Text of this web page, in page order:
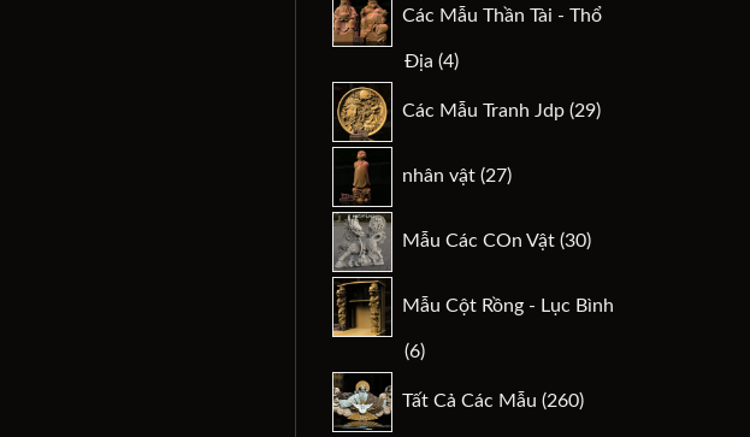
Các Mẫu Thần Tài - Thổ
Địa 44
phẩm
Các Mẫu Tranh Jdp 29
sản
nhân vật 27
sản
Mẫu Các COn Vật 30
sản
Mẫu Cột Rồng - Lục Bình
66
phẩm
Tất Cả Các Mẫu 260
sản